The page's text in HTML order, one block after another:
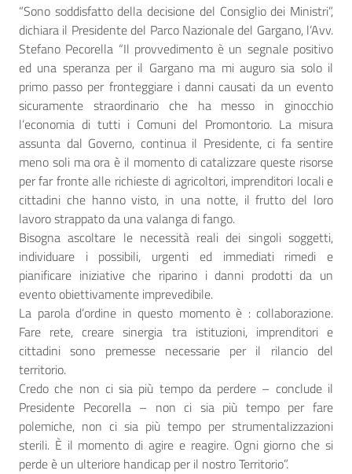
“Sono soddisfatto della decisione del Consiglio dei Ministri”,
dichiara il Presidente del Parco Nazionale del Gargano, l’Avv.
Stefano Pecorella “Il provvedimento è un segnale positivo
ed una speranza per il Gargano ma mi auguro sia solo il
primo passo per fronteggiare i danni causati da un evento
sicuramente straordinario che ha messo in ginocchio
l’economia di tutti i Comuni del Promontorio. La misura
assunta dal Governo, continua il Presidente, ci fa sentire
meno soli ma ora è il momento di catalizzare queste risorse
per far fronte alle richieste di agricoltori, imprenditori locali e
cittadini che hanno visto, in una notte, il frutto del loro
lavoro strappato da una valanga di fango.
Bisogna ascoltare le necessità reali dei singoli soggetti,
individuare i possibili, urgenti ed immediati rimedi e
pianificare iniziative che riparino i danni prodotti da un
evento obiettivamente imprevedibile.
La parola d’ordine in questo momento è : collaborazione.
Fare rete, creare sinergia tra istituzioni, imprenditori e
cittadini sono premesse necessarie per il rilancio del
territorio.
Credo che non ci sia più tempo da perdere – conclude il
Presidente Pecorella – non ci sia più tempo per fare
polemiche, non ci sia più tempo per strumentalizzazioni
sterili. È il momento di agire e reagire. Ogni giorno che si
perde è un ulteriore handicap per il nostro Territorio”.